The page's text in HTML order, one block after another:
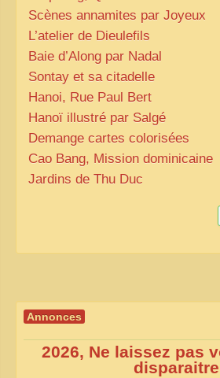
Scènes annamites par Joyeux
L’atelier de Dieulefils
Baie d’Along par Nadal
Sontay et sa citadelle
Hanoi, Rue Paul Bert
Hanoï illustré par Salgé
Demange cartes colorisées
Cao Bang, Mission dominicaine
Jardins de Thu Duc
Annonces
2026, Ne laissez pas
disparaitre